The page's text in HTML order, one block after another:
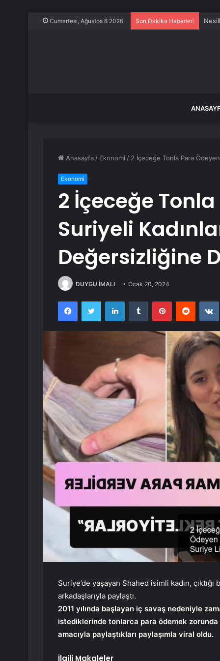
Cumartesi, Ağustos 8 2026 Son Dakika Haberleri
Anasayfa / Ekonomi / 2 İçeceğe Tonla Para
Ekonomi
2 İçeceğe
Suriyeli
Değersizliğine
DUYGU İMALI Ocak 20, 2024
FacebookTwitter LinkedInTumblr PinterestReddit
Suriye’de yaşayan Shahed isimli kadın,
arkadaşlarıyla paylaştı.
2011 yılında başlayan iç savaş nedeniyle
istediklerinde tonlarca para ödemek
amacıyla paylaştıkları paylaşımla viral oldu.
İlgili Makaleler